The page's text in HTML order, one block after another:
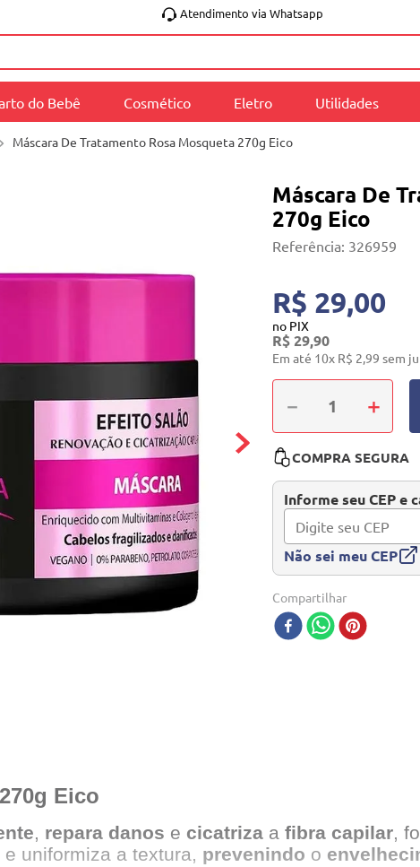
Atendimento via Whatsapp
do Bebê Cosmético Eletro Utilidades
Máscara De Tratamento Rosa Mosqueta 270g Eico
Máscara De
270g Eico
Referência: 326959
R$ 29,00
no PIX
R$29,90
Em até 10x R$ 2,99 sem
＋
－
COMPRA SEGURA
Informe seu CEP e
Não sei meu CEP
Compartilhar
Eico
, repara danos e cicatriza a fibra capilar,
e uniformiza a textura, prevenindo o